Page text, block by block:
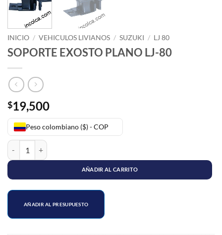
INICIO / VEHICULOS LIVIANOS / SUZUKI / LJ 80
SOPORTE EXOSTO PLANO LJ-80
$19,500
Peso colombiano ($) - COP
SOPORTE EXOSTO PLANO LJ-80 cantidad
AÑADIR AL CARRITO
AÑADIR AL PRESUPUESTO